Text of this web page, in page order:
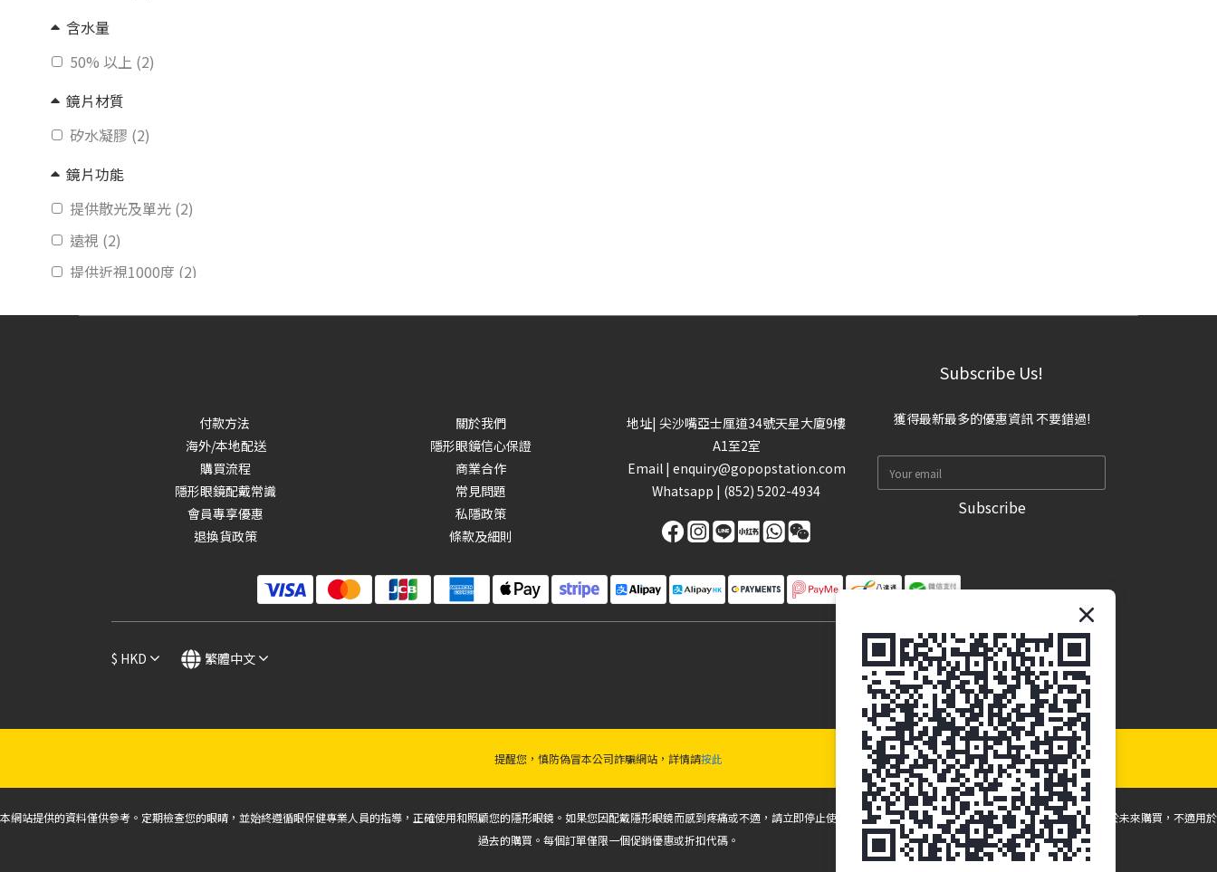
含水量
50% 以上 (2)
鏡片材質
矽水凝膠 (2)
鏡片功能
提供散光及單光 (2)
遠視 (2)
提供近視1000度 (2)
特性
付款方法
海外/本地配送
購買流程
隱形眼鏡配戴常識
會員專享優惠
退換貨政策
關於我們
隱形眼鏡信心保證
商業合作
常見問題
私隱政策
條款及細則
地址| 尖沙嘴亞士厘道34號天星大廈9樓
A1至2室
Email | enquiry@gopopstation.com
Whatsapp | (852) 5202-4934
Subscribe Us!
獲得最新最多的優惠資訊 不要錯過!
Subscribe
$ HKD 繁體中文
提醒您，慎防偽冒本公司詐騙網站，詳情請按此
本網站提供的資料僅供參考。定期檢查您的眼睛，並始終遵循眼保健專業人員的指導，正確使用和照顧您的隱形眼鏡。如果您因配戴隱形眼鏡而感到疼痛或不適，請立即停止使用並諮詢您的眼科保健專業人員。所有折扣和促銷僅適用於未來購買，不適用於
過去的購買。每個訂單僅限一個促銷優惠或折扣代碼。